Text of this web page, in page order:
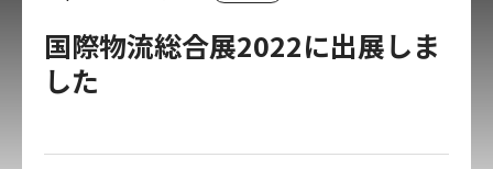
国際物流総合展2022に出展しま
した